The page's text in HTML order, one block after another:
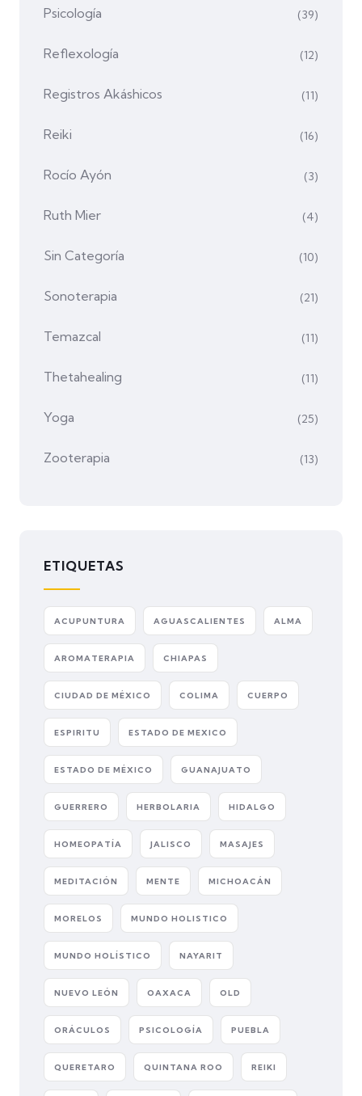
Psicología (39)
Reflexología (12)
Registros Akáshicos (11)
Reiki (16)
Rocío Ayón (3)
Ruth Mier (4)
Sin Categoría (10)
Sonoterapia (21)
Temazcal (11)
Thetahealing (11)
Yoga (25)
Zooterapia (13)
ETIQUETAS
ACUPUNTURA AGUASCALIENTES ALMA
AROMATERAPIA CHIAPAS
CIUDAD DE MÉXICO COLIMA CUERPO
ESPIRITU ESTADO DE MEXICO
ESTADO DE MÉXICO GUANAJUATO
GUERRERO HERBOLARIA HIDALGO
HOMEOPATÍA JALISCO MASAJES
MEDITACIÓN MENTE MICHOACÁN
MORELOS MUNDO HOLISTICO
MUNDO HOLÍSTICO NAYARIT
NUEVO LEÓN OAXACA OLD
ORÁCULOS PSICOLOGÍA PUEBLA
QUERETARO QUINTANA ROO REIKI